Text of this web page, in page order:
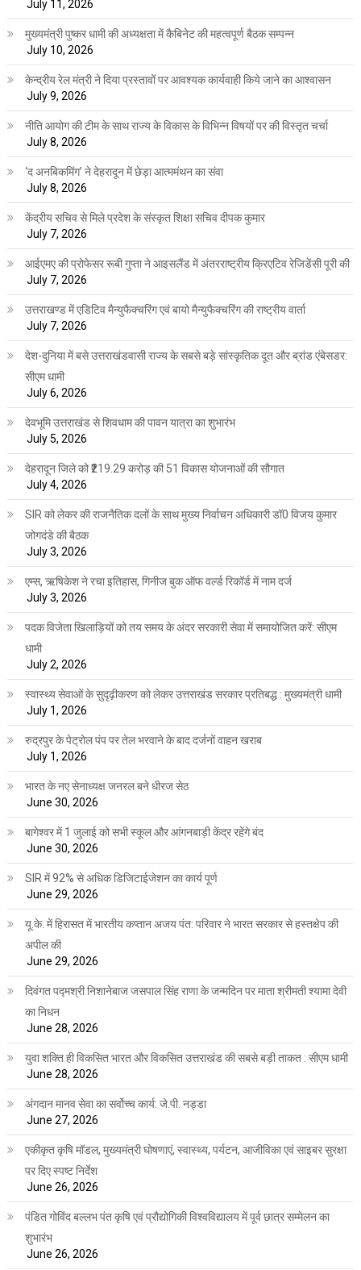
July 11, 2026
मुख्यमंत्री पुष्कर धामी की अध्यक्षता में कैबिनेट की महत्वपूर्ण बैठक सम्पन्न
July 10, 2026
केन्द्रीय रेल मंत्री ने दिया प्रस्तावों पर आवश्यक कार्यवाही किये जाने का आश्वासन
July 9, 2026
नीति आयोग की टीम के साथ राज्य के विकास के विभिन्न विषयों पर की विस्तृत चर्चा
July 8, 2026
‘द अनबिकमिंग’ ने देहरादून में छेड़ा आत्ममंथन का संवा
July 8, 2026
केंद्रीय सचिव से मिले प्रदेश के संस्कृत शिक्षा सचिव दीपक कुमार
July 7, 2026
आईएमए की प्रोफेसर रूबी गुप्ता ने आइसलैंड में अंतरराष्ट्रीय क्रिएटिव रेजिडेंसी पूरी की
July 7, 2026
उत्तराखण्ड में एडिटिव मैन्युफैक्चरिंग एवं बायो मैन्युफैक्चरिंग की राष्ट्रीय वार्ता
July 7, 2026
देश-दुनिया में बसे उत्तराखंडवासी राज्य के सबसे बड़े सांस्कृतिक दूत और ब्रांड एंबेसडर:
सीएम धामी
July 6, 2026
देवभूमि उत्तराखंड से शिवधाम की पावन यात्रा का शुभारंभ
July 5, 2026
देहरादून जिले को ₹219.29 करोड़ की 51 विकास योजनाओं की सौगात
July 4, 2026
SIR को लेकर की राजनैतिक दलों के साथ मुख्य निर्वाचन अधिकारी डॉ0 विजय कुमार
जोगदंडे की बैठक
July 3, 2026
एम्स, ऋषिकेश ने रचा इतिहास, गिनीज बुक ऑफ वर्ल्ड रिकॉर्ड में नाम दर्ज
July 3, 2026
पदक विजेता खिलाड़ियों को तय समय के अंदर सरकारी सेवा में समायोजित करें: सीएम
धामी
July 2, 2026
स्वास्थ्य सेवाओं के सुदृढ़ीकरण को लेकर उत्तराखंड सरकार प्रतिबद्ध : मुख्यमंत्री धामी
July 1, 2026
रुद्रपुर के पेट्रोल पंप पर तेल भरवाने के बाद दर्जनों वाहन खराब
July 1, 2026
भारत के नए सेनाध्यक्ष जनरल बने धीरज सेठ
June 30, 2026
बागेश्वर में 1 जुलाई को सभी स्कूल और आंगनबाड़ी केंद्र रहेंगे बंद
June 30, 2026
SIR में 92% से अधिक डिजिटाईजेशन का कार्य पूर्ण
June 29, 2026
यू.के. में हिरासत में भारतीय कप्तान अजय पंत: परिवार ने भारत सरकार से हस्तक्षेप की
अपील की
June 29, 2026
दिवंगत पद्मश्री निशानेबाज जसपाल सिंह राणा के जन्मदिन पर माता श्रीमती श्यामा देवी
का निधन
June 28, 2026
युवा शक्ति ही विकसित भारत और विकसित उत्तराखंड की सबसे बड़ी ताकत : सीएम धामी
June 28, 2026
अंगदान मानव सेवा का सर्वोच्च कार्य: जे.पी. नड्डा
June 27, 2026
एकीकृत कृषि मॉडल, मुख्यमंत्री घोषणाएं, स्वास्थ्य, पर्यटन, आजीविका एवं साइबर सुरक्षा
पर दिए स्पष्ट निर्देश
June 26, 2026
पंडित गोविंद बल्लभ पंत कृषि एवं प्रौद्योगिकी विश्वविद्यालय में पूर्व छात्र सम्मेलन का
शुभारंभ
June 26, 2026